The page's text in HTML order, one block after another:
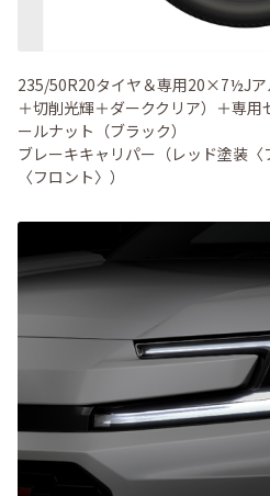
235/50R20タイヤ＆専用20×7½Jア
＋切削光輝＋ダーククリア）＋専
ールナット（ブラック）
ブレーキキャリパー（レッド塗装
〈フロント〉）